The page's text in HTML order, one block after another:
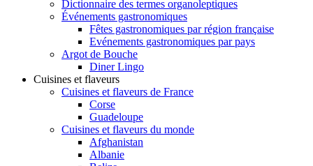
Dictionnaire des termes organoleptiques
Événements gastronomiques
Fêtes gastronomiques par région française
Evénements gastronomiques par pays
Argot de Bouche
Diner Lingo
Cuisines et flaveurs
Cuisines et flaveurs de France
Corse
Guadeloupe
Cuisines et flaveurs du monde
Afghanistan
Albanie